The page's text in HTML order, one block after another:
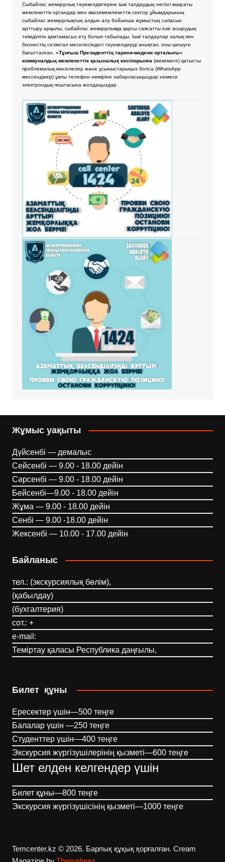
Сыбайлас жемқорлық тәуекелдіктеріне ішкі талдаудың негізгі мақсаты
мемлекеттік органдар мен квазимемлекеттік сектор ұйымдарының
сыбайлас жемқорлықтың алдын алу бойынша жұмыстың сапасын
арттыру арқылы, сыбайлас жемқорлыққа қарсы саясатты іске асырудың
тиімділігін қамтамасыз ету болып табылады. Ішкі талдаулар халық пен
бизнестің сезімтал меселесіндегі тәуекелдерді анықтап, оны шешуге
бағытталған. «Тұнғыш Президенттің тарихи-мәдени орталығы»
коммуналдық мемлекеттік қазыналық кәсіпорынға (мекемеге) қатысты
проблемалық мәселелер және ұсыныстарыңыз болса (WhatsApp
мессенджер) ұялы телефон нөміріне хабарласыңыздар немесе
электрондық поштасына жолдаңыздар.
Жұмыс уақыты
Дүйсенбі — демалыс
Сейсенбі — 9.00 - 18.00 дейін
Сәрсенбі — 9.00 - 18.00 дейін
Бейсенбі—9.00 - 18.00 дейін
Жұма — 9.00 - 18.00 дейін
Сенбі — 9.00 -18.00 дейін
Жексенбі — 10.00 - 17.00 дейін
Байланыс
тел.: (экскурсиялық бөлім),
(қабылдау)
(бухгалтерия)
сот.: +
e-mail:
Теміртау қаласы Республика даңғылы,
Билет құны
Ересектер үшін—500 теңге
Балалар үшін —250 теңге
Студенттер үшін—400 теңге
Экскурсия жүргізушілерінің қызметі—600 теңге
Шет елден келгендер үшін
Билет құны—800 теңге
Экскурсия жүргізушісінің қызметі—1000 теңге
Temcenter.kz © 2026. Барлық құқық қорғалған. Cream